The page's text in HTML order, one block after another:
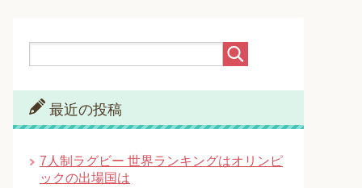
最近の投稿
7人制ラグビー 世界ランキングはオリンピ
ックの出場国は